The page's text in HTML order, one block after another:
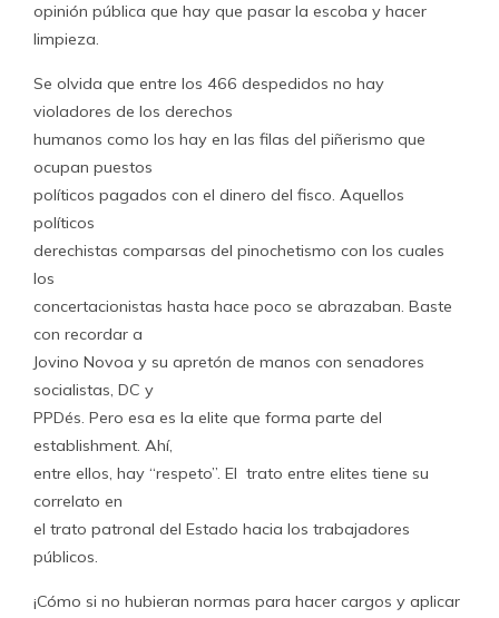
opinión pública que hay que pasar la escoba y hacer
limpieza.
Se olvida que entre los 466 despedidos no hay
violadores de los derechos
humanos como los hay en las filas del piñerismo que
ocupan puestos
políticos pagados con el dinero del fisco. Aquellos
políticos
derechistas comparsas del pinochetismo con los cuales
los
concertacionistas hasta hace poco se abrazaban. Baste
con recordar a
Jovino Novoa y su apretón de manos con senadores
socialistas, DC y
PPDés. Pero esa es la elite que forma parte del
establishment. Ahí,
entre ellos, hay “respeto”. El trato entre elites tiene su
correlato en
el trato patronal del Estado hacia los trabajadores
públicos.
¡Cómo si no hubieran normas para hacer cargos y aplicar